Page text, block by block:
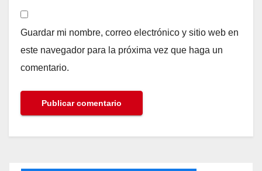
Guardar mi nombre, correo electrónico y sitio web en
este navegador para la próxima vez que haga un
comentario.